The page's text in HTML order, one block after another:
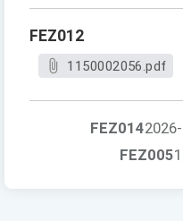
FEZ012
1150002056.pdf
FEZ014
FEZ005